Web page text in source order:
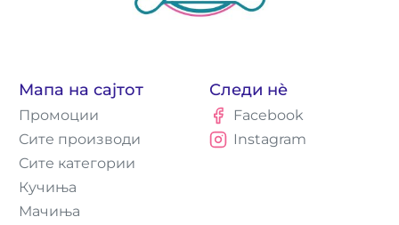
Мапа на сајтот
Промоции
Сите производи
Сите категории
Кучиња
Мачиња
Следи нè
Facebook
Instagram